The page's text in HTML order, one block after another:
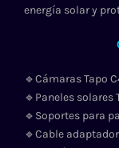
energía solar y
🔹Cámaras Tapo
🔹Paneles solares
🔹Soportes para
🔹Cable